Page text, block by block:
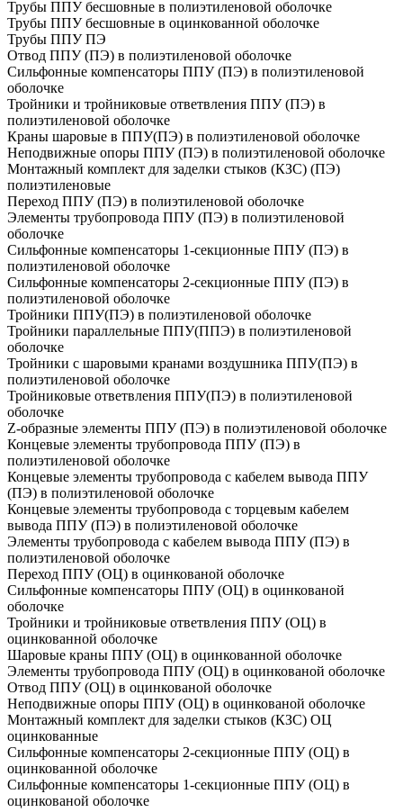
Трубы ППУ бесшовные в полиэтиленовой оболочке
Трубы ППУ бесшовные в оцинкованной оболочке
Трубы ППУ ПЭ
Отвод ППУ (ПЭ) в полиэтиленовой оболочке
Сильфонные компенсаторы ППУ (ПЭ) в полиэтиленовой
оболочке
Тройники и тройниковые ответвления ППУ (ПЭ) в
полиэтиленовой оболочке
Краны шаровые в ППУ(ПЭ) в полиэтиленовой оболочке
Неподвижные опоры ППУ (ПЭ) в полиэтиленовой оболочке
Монтажный комплект для заделки стыков (КЗС) (ПЭ)
полиэтиленовые
Переход ППУ (ПЭ) в полиэтиленовой оболочке
Элементы трубопровода ППУ (ПЭ) в полиэтиленовой
оболочке
Сильфонные компенсаторы 1-секционные ППУ (ПЭ) в
полиэтиленовой оболочке
Сильфонные компенсаторы 2-секционные ППУ (ПЭ) в
полиэтиленовой оболочке
Тройники ППУ(ПЭ) в полиэтиленовой оболочке
Тройники параллельные ППУ(ППЭ) в полиэтиленовой
оболочке
Тройники с шаровыми кранами воздушника ППУ(ПЭ) в
полиэтиленовой оболочке
Тройниковые ответвления ППУ(ПЭ) в полиэтиленовой
оболочке
Z-образные элементы ППУ (ПЭ) в полиэтиленовой оболочке
Концевые элементы трубопровода ППУ (ПЭ) в
полиэтиленовой оболочке
Концевые элементы трубопровода с кабелем вывода ППУ
(ПЭ) в полиэтиленовой оболочке
Концевые элементы трубопровода с торцевым кабелем
вывода ППУ (ПЭ) в полиэтиленовой оболочке
Элементы трубопровода с кабелем вывода ППУ (ПЭ) в
полиэтиленовой оболочке
Переход ППУ (ОЦ) в оцинкованой оболочке
Сильфонные компенсаторы ППУ (ОЦ) в оцинкованой
оболочке
Тройники и тройниковые ответвления ППУ (ОЦ) в
оцинкованной оболочке
Шаровые краны ППУ (ОЦ) в оцинкованной оболочке
Элементы трубопровода ППУ (ОЦ) в оцинкованой оболочке
Отвод ППУ (ОЦ) в оцинкованой оболочке
Неподвижные опоры ППУ (ОЦ) в оцинкованой оболочке
Монтажный комплект для заделки стыков (КЗС) ОЦ
оцинкованные
Сильфонные компенсаторы 2-секционные ППУ (ОЦ) в
оцинкованной оболочке
Сильфонные компенсаторы 1-секционные ППУ (ОЦ) в
оцинкованой оболочке